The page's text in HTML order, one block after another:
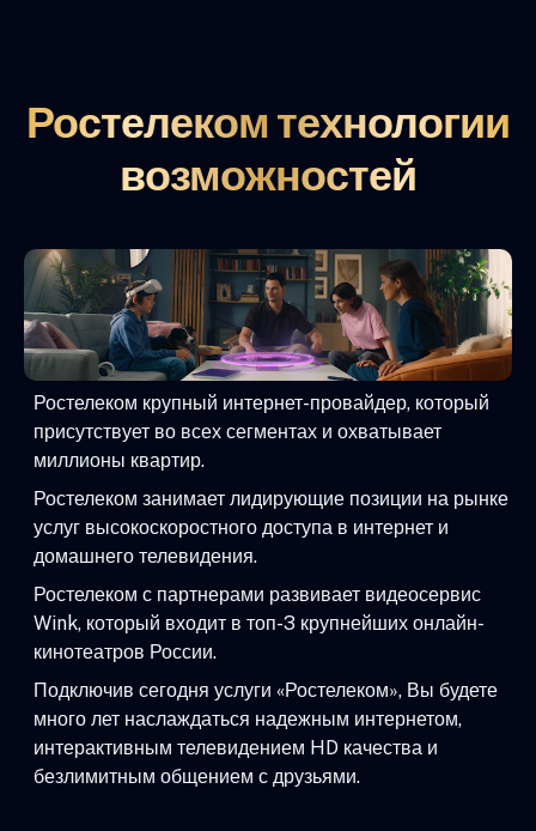
Ростелеком технологии
возможностей
Ростелеком крупный интернет-провайдер, который
присутствует во всех сегментах и охватывает
миллионы квартир.
Ростелеком занимает лидирующие позиции на рынке
услуг высокоскоростного доступа в интернет и
домашнего телевидения.
Ростелеком с партнерами развивает видеосервис
Wink, который входит в топ-3 крупнейших онлайн-
кинотеатров России.
Подключив сегодня услуги «Ростелеком», Вы будете
много лет наслаждаться надежным интернетом,
интерактивным телевидением HD качества и
безлимитным общением с друзьями.